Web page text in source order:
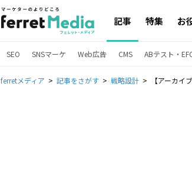
記事 特集 お
SEO SNSマーケ Web広告 CMS ABテスト・
ferretメディア 記事をさがす 戦略設計 【アーカイ